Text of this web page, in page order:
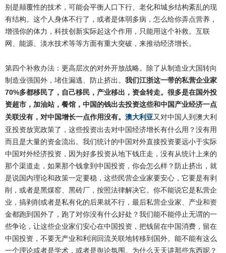
别是颠覆性的技术，可能会平衡人口下行、老化和城乡结构紊乱的现
有结构。这个人身体不行了，或者是体弱多病，怎么给你弄点营养，
增强你的体力，科技创新实际起这个作用，只能用这个补救。互联
网、能源、淡水技术等等方面有重大突破，来推动经济增长。
第四个补救办法：更高层次的对外开放战略。除了从制造业大国转向
制造业强国外，堵住漏逃、防止挤出。 我们江浙这一带的私营企业家
70%多都移民了，自己移民，产业移出，资金转走。很多是在国外投
资超市，加油站，餐馆，中国的钱出去投资这些和中国产业经济一点
关联没有，对中国增长一点作用没有。 澳大利亚又对中国人到澳大利
亚投资放宽政策了，这些投资出去对中国经济增长有什么用？没有用
而且是大量的资金流出。我们统计的中国对外直接投资要远小于实际
中国对外经济投资，因为好多投资从地下钱庄走，没有从统计上来的
那个渠道走，如果那个钱拿到中国投资，你会怎么样？防止挤出，就
是说国内理论和政策一定要稳，这些民营企业家要安心，它要是有剥
削，或者是黑煤窑、黑砖厂，按照法律解决它。你不能说它是私营企
业，搞剥削或者是私有化的后果就不行，最后私营企业家、产业和资
金都跑到国外了，跑了对你没有什么好处？我们能不能停止无谓的一
些争论，让这些企业家们安心在中国投资，把钱留在中国消费，留在
中国投资，不要无产业和利润回流关联地转移到国外。能不能有这么
一个理论或者是学术，或者是舆论氛围。为什么天天讲那些东西呢？